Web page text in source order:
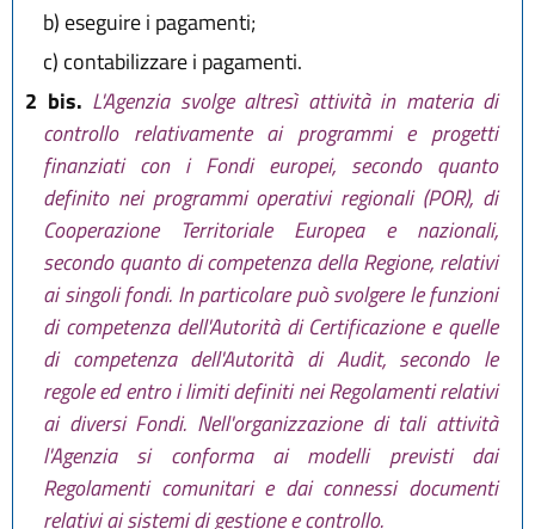
b) eseguire i pagamenti;
c) contabilizzare i pagamenti.
2 bis. L'Agenzia svolge altresì attività in materia di
controllo relativamente ai programmi e progetti
finanziati con i Fondi europei, secondo quanto
definito nei programmi operativi regionali (POR), di
Cooperazione Territoriale Europea e nazionali,
secondo quanto di competenza della Regione, relativi
ai singoli fondi. In particolare può svolgere le funzioni
di competenza dell'Autorità di Certificazione e quelle
di competenza dell'Autorità di Audit, secondo le
regole ed entro i limiti definiti nei Regolamenti relativi
ai diversi Fondi. Nell'organizzazione di tali attività
l'Agenzia si conforma ai modelli previsti dai
Regolamenti comunitari e dai connessi documenti
relativi ai sistemi di gestione e controllo.